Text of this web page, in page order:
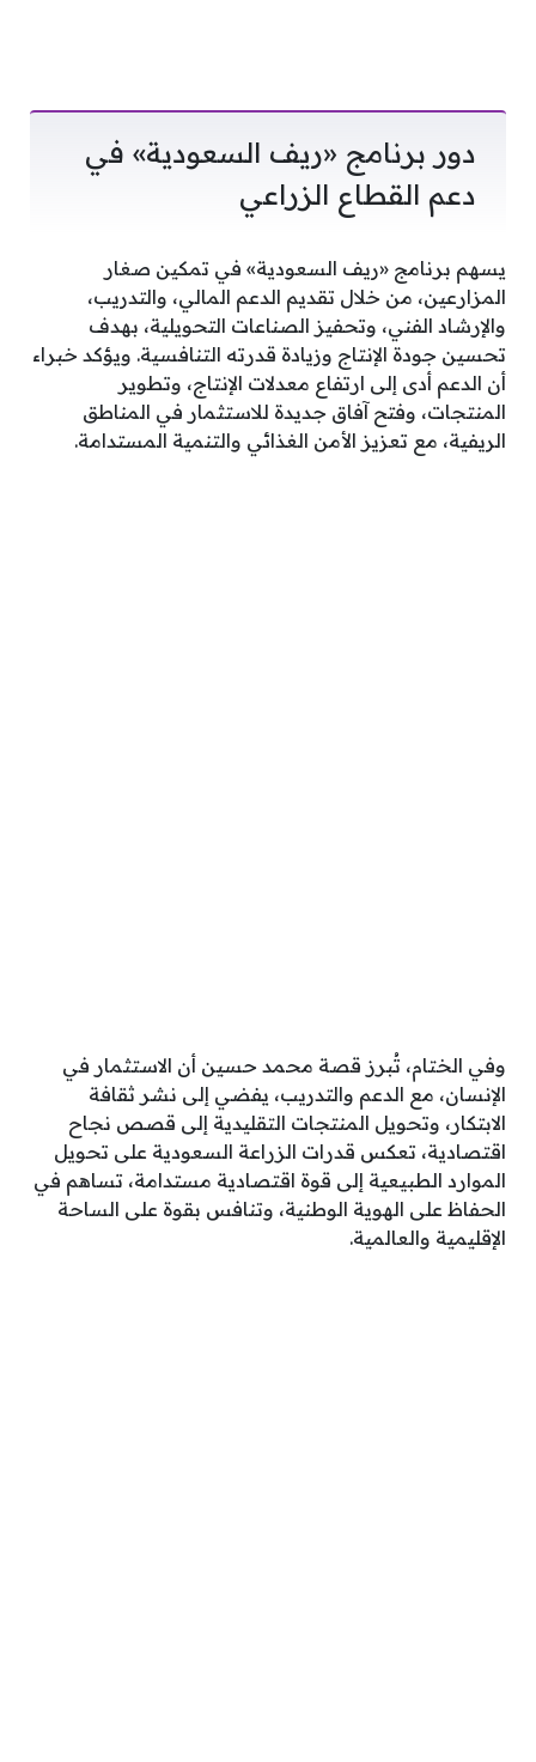
دور برنامج «ريف السعودية» في
دعم القطاع الزراعي
يسهم برنامج «ريف السعودية» في تمكين صغار
المزارعين، من خلال تقديم الدعم المالي، والتدريب،
والإرشاد الفني، وتحفيز الصناعات التحويلية، بهدف
تحسين جودة الإنتاج وزيادة قدرته التنافسية. ويؤكد خبراء
أن الدعم أدى إلى ارتفاع معدلات الإنتاج، وتطوير
المنتجات، وفتح آفاق جديدة للاستثمار في المناطق
الريفية، مع تعزيز الأمن الغذائي والتنمية المستدامة.
وفي الختام، تُبرز قصة محمد حسين أن الاستثمار في
الإنسان، مع الدعم والتدريب، يفضي إلى نشر ثقافة
الابتكار، وتحويل المنتجات التقليدية إلى قصص نجاح
اقتصادية، تعكس قدرات الزراعة السعودية على تحويل
الموارد الطبيعية إلى قوة اقتصادية مستدامة، تساهم في
الحفاظ على الهوية الوطنية، وتنافس بقوة على الساحة
الإقليمية والعالمية.